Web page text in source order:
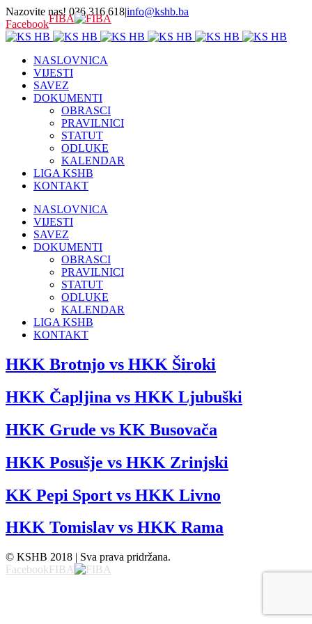
Nazovite nas! 036 316 618|info@kshb.ba
FacebookFIBA
NASLOVNICA
VIJESTI
SAVEZ
DOKUMENTI
OBRASCI
PRAVILNICI
STATUT
ODLUKE
KALENDAR
LIGA KSHB
KONTAKT
NASLOVNICA
VIJESTI
SAVEZ
DOKUMENTI
OBRASCI
PRAVILNICI
STATUT
ODLUKE
KALENDAR
LIGA KSHB
KONTAKT
HKK Brotnjo vs HKK Široki
HKK Čapljina vs HKK Ljubuški
HKK Grude vs KK Busovača
HKK Posušje vs HKK Zrinjski
KK Pepi Sport vs HKK Livno
HKK Tomislav vs HKK Rama
© KSHB 2018 | Sva prava pridržana.
FacebookFIBA